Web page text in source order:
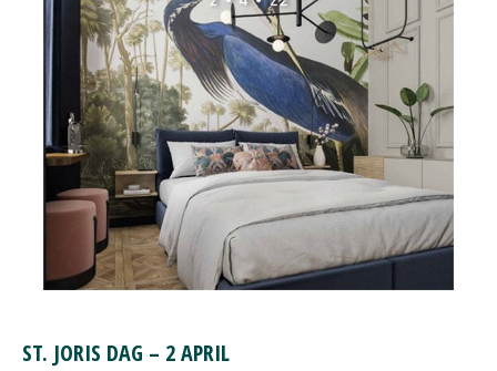
ST. JORIS DAG – 2 APRIL